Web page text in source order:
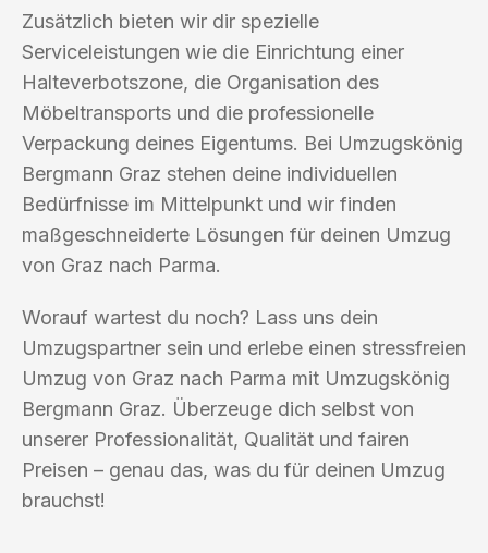
Zusätzlich bieten wir dir spezielle
Serviceleistungen wie die Einrichtung einer
Halteverbotszone, die Organisation des
Möbeltransports und die professionelle
Verpackung deines Eigentums. Bei Umzugskönig
Bergmann Graz stehen deine individuellen
Bedürfnisse im Mittelpunkt und wir finden
maßgeschneiderte Lösungen für deinen Umzug
von Graz nach Parma.
Worauf wartest du noch? Lass uns dein
Umzugspartner sein und erlebe einen stressfreien
Umzug von Graz nach Parma mit Umzugskönig
Bergmann Graz. Überzeuge dich selbst von
unserer Professionalität, Qualität und fairen
Preisen – genau das, was du für deinen Umzug
brauchst!